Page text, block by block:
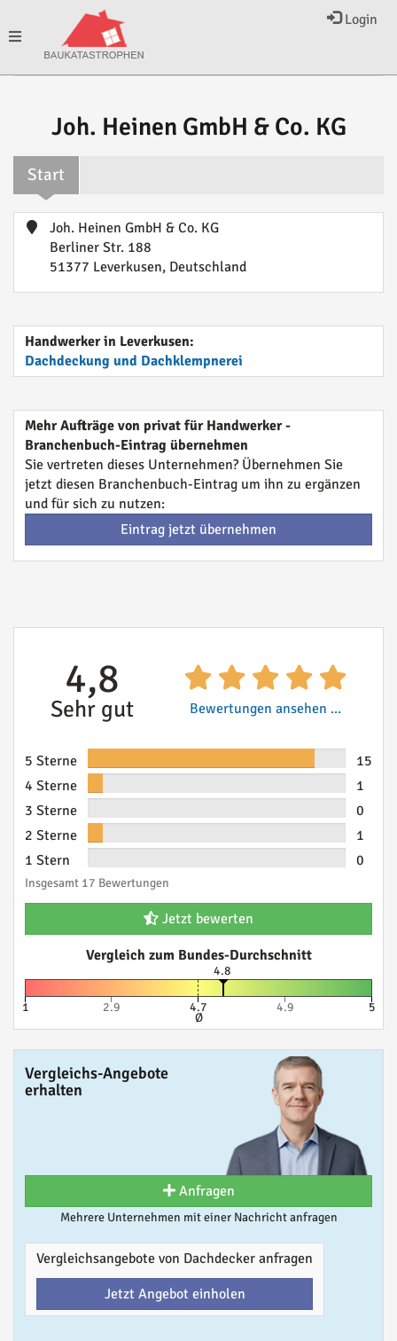
Login
Toggle
Joh. Heinen GmbH & Co. KG
Start
Joh. Heinen GmbH & Co. KG
Berliner Str. 188
51377 Leverkusen, Deutschland
Handwerker in Leverkusen:
Dachdeckung und Dachklempnerei
Mehr Aufträge von privat für Handwerker -
Branchenbuch-Eintrag übernehmen
Sie vertreten dieses Unternehmen? Übernehmen Sie
jetzt diesen Branchenbuch-Eintrag um ihn zu ergänzen
und für sich zu nutzen:
Eintrag jetzt übernehmen
4,8
Sehr gut Bewertungen ansehen ...
5 Sterne
15
4 Sterne
1
3 Sterne
0
2 Sterne
1
1 Stern
0
Insgesamt 17 Bewertungen
Jetzt bewerten
Vergleich zum Bundes-Durchschnitt
4.8
1 2.9 4.7
Ø
4.9 5
Vergleichs-Angebote
erhalten
Anfragen
Mehrere Unternehmen mit einer Nachricht anfragen
Vergleichsangebote von Dachdecker anfragen
Jetzt Angebot einholen